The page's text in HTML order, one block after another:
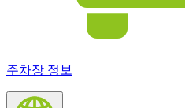
주차장 정보